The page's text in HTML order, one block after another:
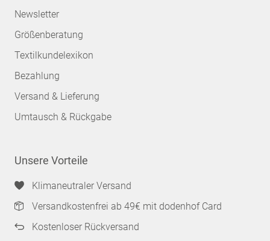
Newsletter
Größenberatung
Textilkundelexikon
Bezahlung
Versand & Lieferung
Umtausch & Rückgabe
Unsere Vorteile
Klimaneutraler Versand
Versandkostenfrei ab 49€ mit dodenhof Card
Kostenloser Rückversand